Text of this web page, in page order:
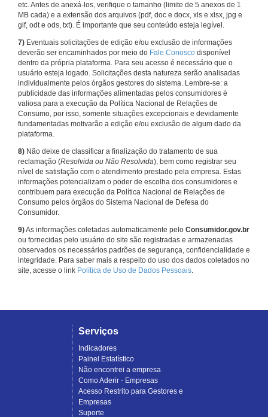
etc. Antes de anexá-los, verifique o tamanho (limite de 5 anexos de 1
MB cada) e a extensão dos arquivos (pdf, doc e docx, xls e xlsx, jpg e
gif, odt e ods, txt). É importante que seu conteúdo esteja legível.
7) Eventuais solicitações de edição e/ou exclusão de informações
deverão ser encaminhados por meio do Fale Conosco disponível
dentro da própria plataforma. Para seu acesso é necessário que o
usuário esteja logado. Solicitações desta natureza serão analisadas
individualmente pelos órgãos gestores do sistema. Lembre-se: a
publicidade das informações alimentadas pelos consumidores é
valiosa para a execução da Política Nacional de Relações de
Consumo, por isso, somente situações excepcionais e devidamente
fundamentadas motivarão a edição e/ou exclusão de algum dado da
plataforma.
8) Não deixe de classificar a finalização do tratamento de sua
reclamação (Resolvida ou Não Resolvida), bem como registrar seu
nível de satisfação com o atendimento prestado pela empresa. Estas
informações potencializam o poder de escolha dos consumidores e
contribuem para execução da Política Nacional de Relações de
Consumo pelos órgãos do Sistema Nacional de Defesa do
Consumidor.
9)As informações coletadas automaticamente pelo Consumidor.gov.br
ou fornecidas pelo usuário do site são registradas e armazenadas
observados os necessários padrões de segurança, confidencialidade e
integridade. Para saber mais a respeito do uso dos dados coletados no
site, acesse o link Política de Uso de Dados Pessoais.
Serviços
Indicadores
Painel Estatístico
Não encontrei a empresa
Como Aderir - Empresas
Acesso Restrito para Gestores e
Empresas
Suporte